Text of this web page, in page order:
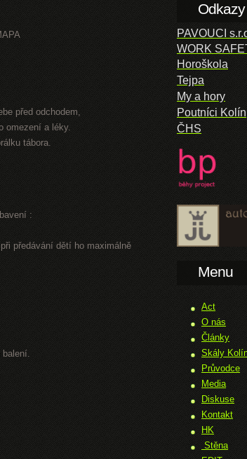
před odchodem,
omezení a léky.
tábora.
:
předávání dětí ho maximálně
Odkazy
PAVOUCI
WORK
Horoškola
Tejpa
My a hory
Poutníci Kolín
ČHS
Menu
Act
O nás
Články
Skály
Průvodce
Media
Diskuse
Kontakt
HK
Stěna